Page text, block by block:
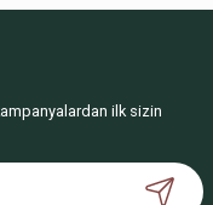
ilk sizin